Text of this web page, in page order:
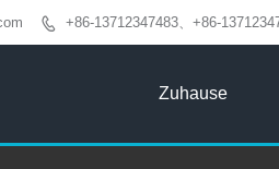
 +86-13712347483、+86-
Zuhause